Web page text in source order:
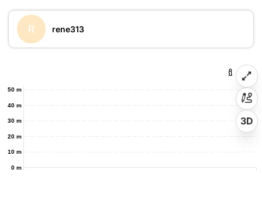
R rene313
0 m
10 m
20 m
30 m
40 m
50 m
3D